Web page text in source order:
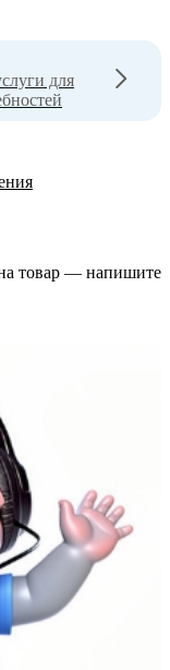
для
товар — напишите